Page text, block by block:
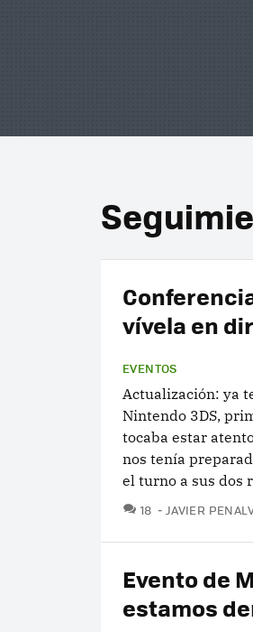
vívela en
EVENTOS
Actualización: ya
Nintendo 3DS,
tocaba estar
nos tenía
el turno a sus dos
18 COMENTARIOS
JAVIER
Evento de
estamos